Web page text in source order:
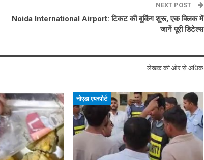
NEXT POST
Noida International Airport: टिकट की बुकिंग शुरू, एक क्लिक में
जानें पूरी डिटेल्स
लेखक की ओर से अधिक
नोएडा एयरपोर्ट